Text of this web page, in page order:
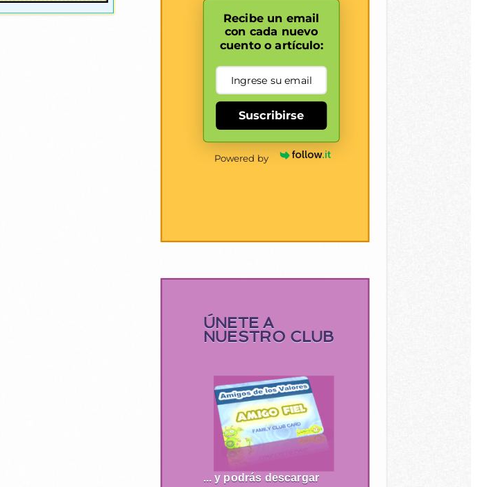
Recibe un email
con cada nuevo
cuento o artículo:
Suscribirse
Powered by
ÚNETE A
NUESTRO CLUB
... y podrás descargar